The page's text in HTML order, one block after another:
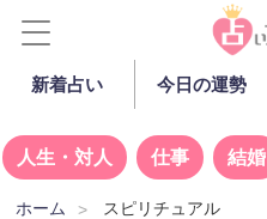
新着占い 今日の運勢
人生・対人 仕事 結婚
ホーム スピリチュアル